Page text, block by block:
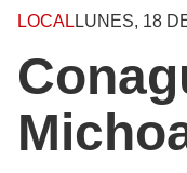
LOCAL LUNES, 18